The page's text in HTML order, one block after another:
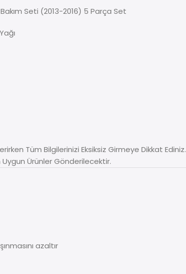
Seti (2013-2016) 5 Parça Set
Tüm Bilgilerinizi Eksiksiz Girmeye Dikkat Ediniz.
Ürünler Gönderilecektir.
azaltır